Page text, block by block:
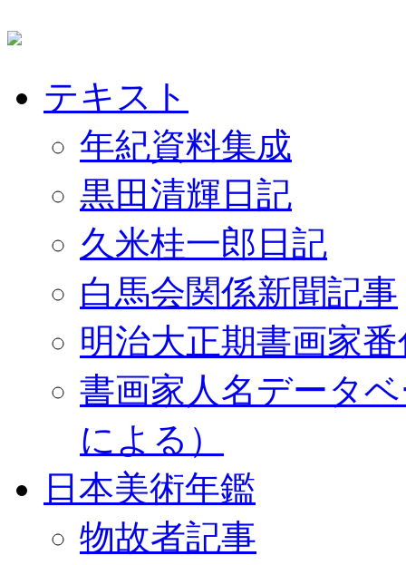
テキスト
年紀資料集成
黒田清輝日記
久米桂一郎日記
白馬会関係新聞記事
明治大正期書画家
書画家人名データ
による）
日本美術年鑑
物故者記事